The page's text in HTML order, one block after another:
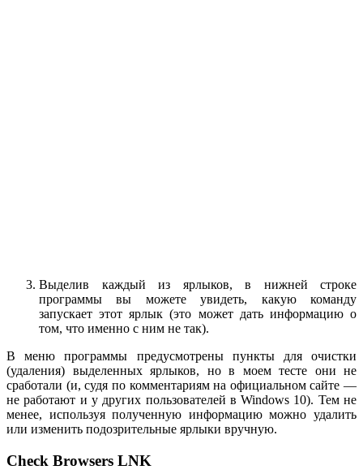
Выделив каждый из ярлыков, в нижней строке
программы вы можете увидеть, какую команду
запускает этот ярлык (это может дать информацию о
том, что именно с ним не так).
В меню программы предусмотрены пункты для очистки
(удаления) выделенных ярлыков, но в моем тесте они не
сработали (и, судя по комментариям на официальном сайте —
не работают и у других пользователей в Windows 10). Тем не
менее, используя полученную информацию можно удалить
или изменить подозрительные ярлыки вручную.
Check Browsers LNK